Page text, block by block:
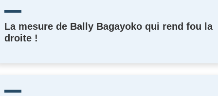
La mesure de Bally Bagayoko qui rend fou la
droite !